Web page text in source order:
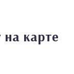
карте